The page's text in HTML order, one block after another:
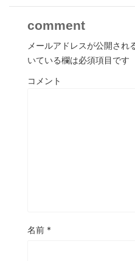
comment
メールアドレスが公開され
いている欄は必須項目です
コメント
名前 *